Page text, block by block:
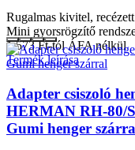
Rugalmas kivitel,
Mini gyorsrögzítő
1.573Ft-tól ÁFA nélkül
Termék leírása
Adapter csiszoló
HERMAN RH-80/
Gumi henger